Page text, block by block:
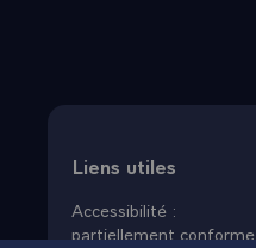
Liens utiles
Accessibilité :
partiellement conforme